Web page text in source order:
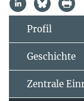
Profil
Geschichte
Zentrale